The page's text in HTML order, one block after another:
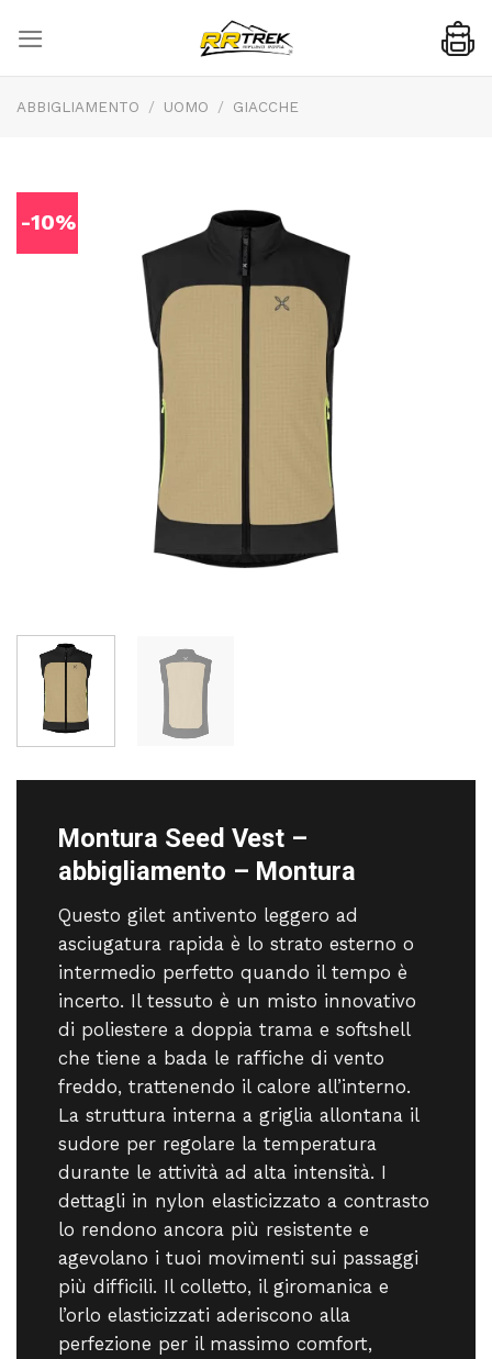
content
ABBIGLIAMENTO / UOMO / GIACCHE
-10%
Montura Seed Vest –
abbigliamento – Montura
Questo gilet antivento leggero ad
asciugatura rapida è lo strato esterno o
intermedio perfetto quando il tempo è
incerto. Il tessuto è un misto innovativo
di poliestere a doppia trama e softshell
che tiene a bada le raffiche di vento
freddo, trattenendo il calore all’interno.
La struttura interna a griglia allontana il
sudore per regolare la temperatura
durante le attività ad alta intensità. I
dettagli in nylon elasticizzato a contrasto
lo rendono ancora più resistente e
agevolano i tuoi movimenti sui passaggi
più difficili. Il colletto, il giromanica e
l’orlo elasticizzati aderiscono alla
perfezione per il massimo comfort,